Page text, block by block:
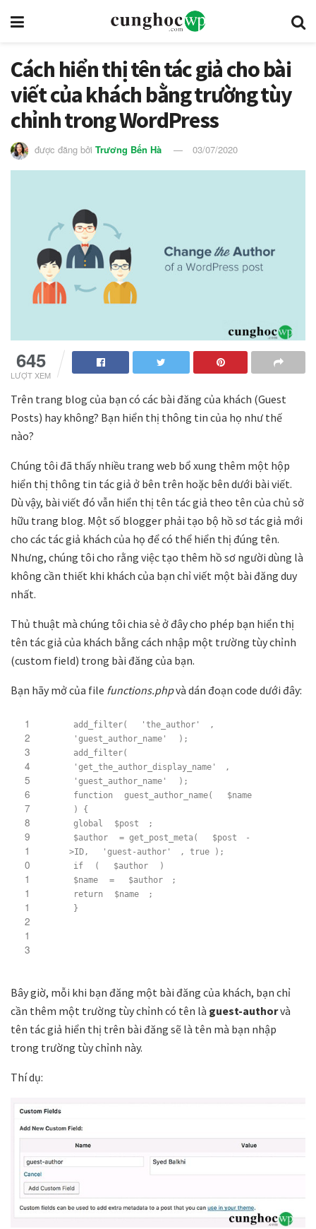
Cách hiển thị tên tác giả cho bài
viết của khách bằng trường tùy
chỉnh trong WordPress
được đăng bởi Trương Bến Hà 03/07/2020
645
LƯỢT XEM
Trên trang blog của bạn có các bài đăng của khách (Guest
Posts) hay không? Bạn hiển thị thông tin của họ như thế
nào?
Chúng tôi đã thấy nhiều trang web bổ xung thêm một hộp
hiển thị thông tin tác giả ở bên trên hoặc bên dưới bài viết.
Dù vậy, bài viết đó vẫn hiển thị tên tác giả theo tên của chủ sở
hữu trang blog. Một số blogger phải tạo bộ hồ sơ tác giả mới
cho các tác giả khách của họ để có thể hiển thị đúng tên.
Nhưng, chúng tôi cho rằng việc tạo thêm hồ sơ người dùng là
không cần thiết khi khách của bạn chỉ viết một bài đăng duy
nhất.
Thủ thuật mà chúng tôi chia sẻ ở đây cho phép bạn hiển thị
tên tác giả của khách bằng cách nhập một trường tùy chỉnh
(custom field) trong bài đăng của bạn.
Bạn hãy mở của file functions.phpvà dán đoạn code dưới đây:
1
2
3
4
5
6
7
8
9
1
0
1
1
1
2
1
3
add_filter( 'the_author'
,
'guest_author_name'
);
add_filter(
'get_the_author_display_name'
,
'guest_author_name'
);
function
guest_author_name(
$name
) {
global
$post
;
$author
= get_post_meta( $post
-
>ID,
'guest-author'
, true );
if
( $author
)
$name
= $author
;
return
$name
;
}
Bây giờ, mỗi khi bạn đăng một bài đăng của khách, bạn chỉ
cần thêm một trường tùy chỉnh có tên là guest-authorvà
tên tác giả hiển thị trên bài đăng sẽ là tên mà bạn nhập
trong trường tùy chỉnh này.
Thí dụ: